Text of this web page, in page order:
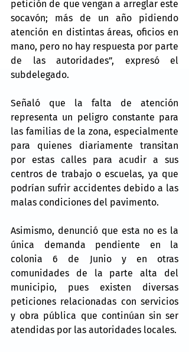
petición de que vengan a arreglar este
socavón; más de un año pidiendo
atención en distintas áreas, oficios en
mano, pero no hay respuesta por parte
de las autoridades”, expresó el
subdelegado.
Señaló que la falta de atención
representa un peligro constante para
las familias de la zona, especialmente
para quienes diariamente transitan
por estas calles para acudir a sus
centros de trabajo o escuelas, ya que
podrían sufrir accidentes debido a las
malas condiciones del pavimento.
Asimismo, denunció que esta no es la
única demanda pendiente en la
colonia 6 de Junio y en otras
comunidades de la parte alta del
municipio, pues existen diversas
peticiones relacionadas con servicios
y obra pública que continúan sin ser
atendidas por las autoridades locales.